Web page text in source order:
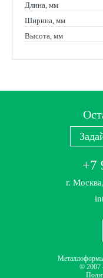
Длина, мм
Ширина, мм
Высота, мм
+7
г.
Металлоформы
© 2007